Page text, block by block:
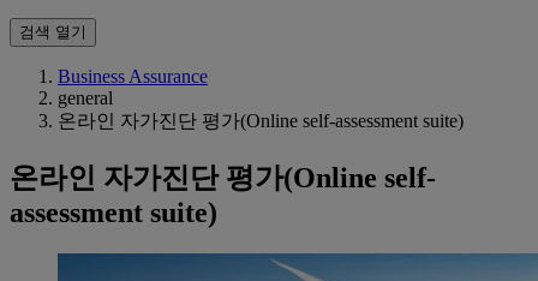
검색 열기
Business Assurance
general
온라인 자가진단 평가(Online self-assessment suite)
온라인 자가진단 평가(Online self-
assessment suite)